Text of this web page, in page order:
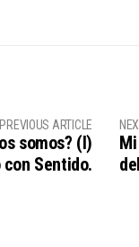
PREVIOUS ARTICLE
somos? (I)
Sentido.